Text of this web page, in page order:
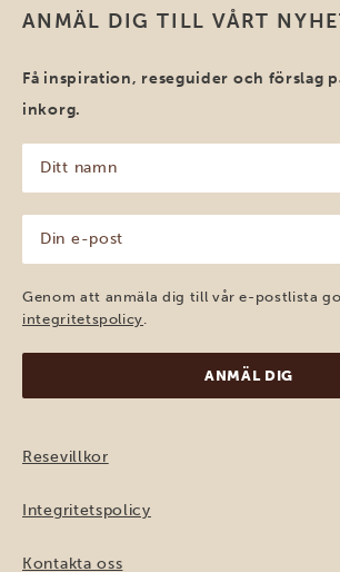
ANMÄL DIG TILL VÅRT
Få inspiration, reseguider och förslag
inkorg.
namn
(Obligatoriskt)
post
(Obligatoriskt)
Genom att anmäla dig till vår e-postlista
integritetspolicy.
Resevillkor
Integritetspolicy
Kontakta oss